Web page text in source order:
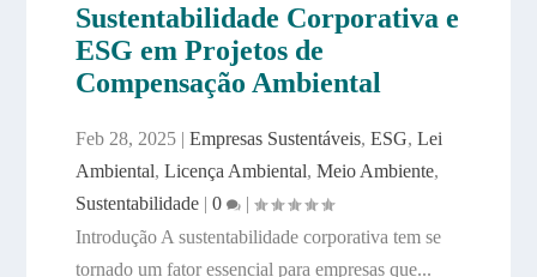
Sustentabilidade Corporativa e
ESG em Projetos de
Compensação Ambiental
Feb 28, 2025| Empresas Sustentáveis, ESG, Lei
Ambiental, Licença Ambiental, Meio Ambiente,
Sustentabilidade| 0
|
Introdução A sustentabilidade corporativa tem se
tornado um fator essencial para empresas que...